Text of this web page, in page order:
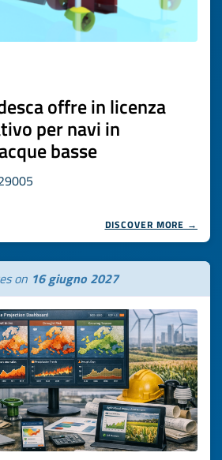
offre in licenza
per navi in
basse
DISCOVER MORE →
on 16 giugno 2027